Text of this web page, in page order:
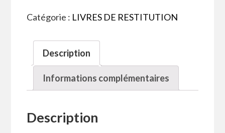
Catégorie : LIVRES DE RESTITUTION
Description
Informations complémentaires
Description